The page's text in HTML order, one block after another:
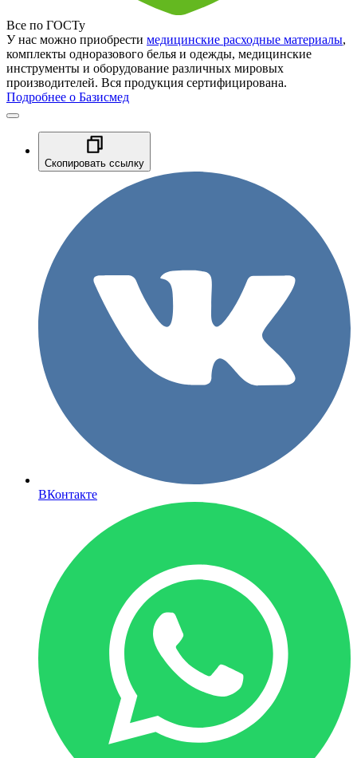
Все по ГОСТу
У нас можно приобрести медицинские расходные материалы,
комплекты одноразового белья и одежды, медицинские
инструменты и оборудование различных мировых
производителей. Вся продукция сертифицирована.
Подробнее о Базисмед
Скопировать ссылку
ВКонтакте